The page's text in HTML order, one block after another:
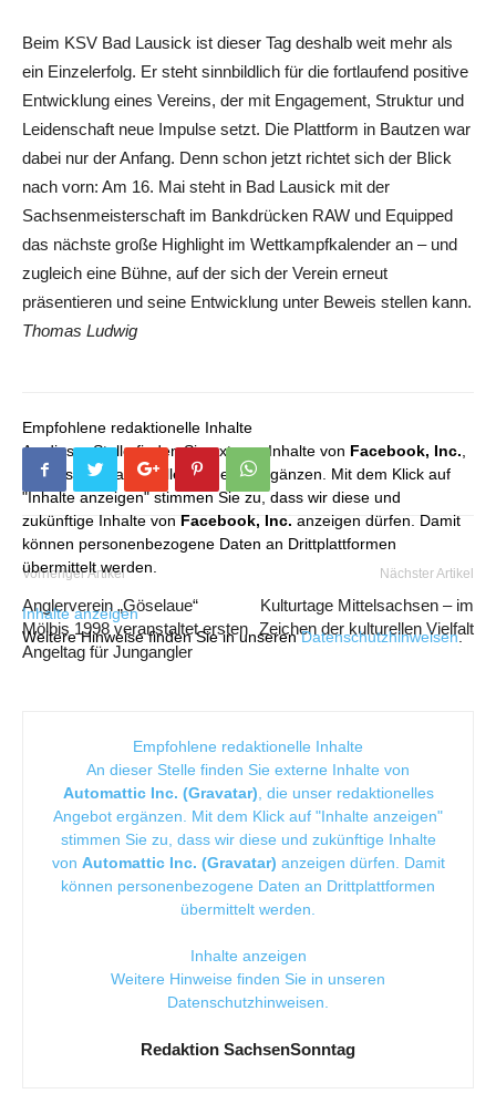
Beim KSV Bad Lausick ist dieser Tag deshalb weit mehr als
ein Einzelerfolg. Er steht sinnbildlich für die fortlaufend positive
Entwicklung eines Vereins, der mit Engagement, Struktur und
Leidenschaft neue Impulse setzt. Die Plattform in Bautzen war
dabei nur der Anfang. Denn schon jetzt richtet sich der Blick
nach vorn: Am 16. Mai steht in Bad Lausick mit der
Sachsenmeisterschaft im Bankdrücken RAW und Equipped
das nächste große Highlight im Wettkampfkalender an – und
zugleich eine Bühne, auf der sich der Verein erneut
präsentieren und seine Entwicklung unter Beweis stellen kann.
Thomas Ludwig
Empfohlene redaktionelle Inhalte
An dieser Stelle finden Sie externe Inhalte von Facebook, Inc.
die unser redaktionelles Angebot ergänzen. Mit dem Klick auf
"Inhalte anzeigen" stimmen Sie zu, dass wir diese und
zukünftige Inhalte von Facebook, Inc. anzeigen dürfen. Damit
können personenbezogene Daten an Drittplattformen
übermittelt werden.
Inhalte anzeigen
Weitere Hinweise finden Sie in unserenDatenschutzhinweisen.
Vorheriger Artikel
Anglerverein „Göselaue“
Mölbis 1998 veranstaltet ersten
Angeltag für Jungangler
Nächster Artikel
Kulturtage Mittelsachsen – im
Zeichen der kulturellen Vielfalt
Empfohlene redaktionelle Inhalte
An dieser Stelle finden Sie externe Inhalte von
Automattic Inc. (Gravatar) , die unser redaktionelles
Angebot ergänzen. Mit dem Klick auf "Inhalte anzeigen"
stimmen Sie zu, dass wir diese und zukünftige Inhalte
von Automattic Inc. (Gravatar) anzeigen dürfen. Damit
können personenbezogene Daten an Drittplattformen
übermittelt werden.
Inhalte anzeigen
Weitere Hinweise finden Sie in unseren
Datenschutzhinweisen
Redaktion SachsenSonntag